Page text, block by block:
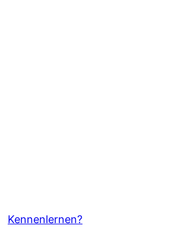
Kennenlernen?